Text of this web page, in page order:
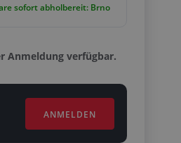
sofort abholbereit: Brno
Anmeldung verfügbar.
ANMELDEN